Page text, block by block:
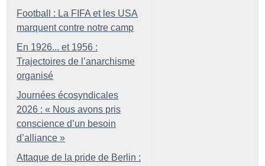
Football : La FIFA et les USA
marquent contre notre camp
En 1926... et 1956 :
Trajectoires de l’anarchisme
organisé
Journées écosyndicales
2026 : « Nous avons pris
conscience d’un besoin
d’alliance »
Attaque de la pride de Berlin :